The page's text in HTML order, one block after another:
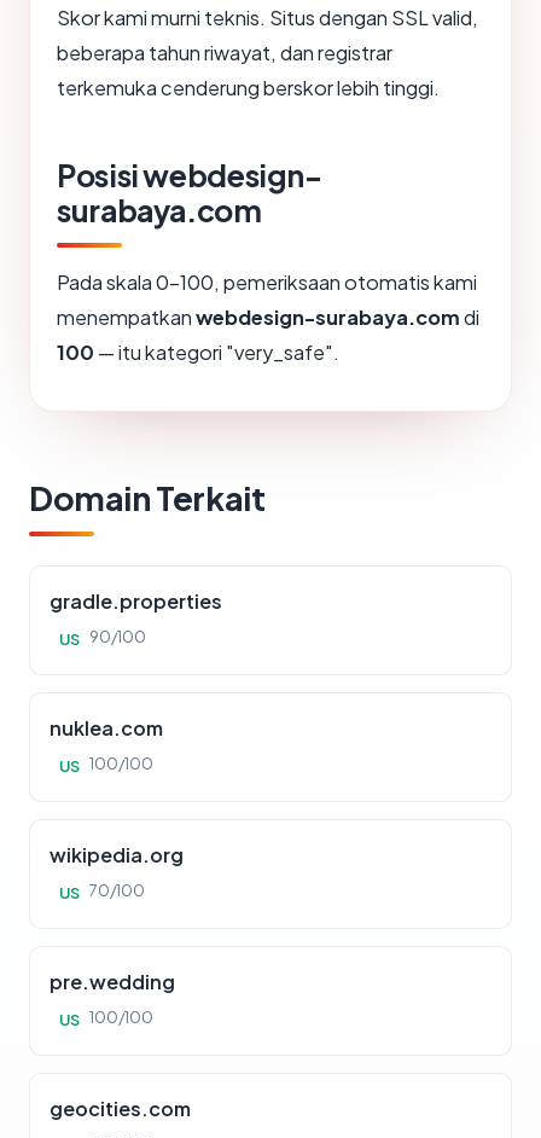
Skor kami murni teknis. Situs dengan SSL valid,
beberapa tahun riwayat, dan registrar
terkemuka cenderung berskor lebih tinggi.
Posisi webdesign-
surabaya.com
Pada skala 0-100, pemeriksaan otomatis kami
menempatkanwebdesign-surabaya.comdi
100 — itu kategori "very_safe".
Domain Terkait
gradle.properties
US 90/100
nuklea.com
US 100/100
wikipedia.org
US 70/100
pre.wedding
US 100/100
geocities.com